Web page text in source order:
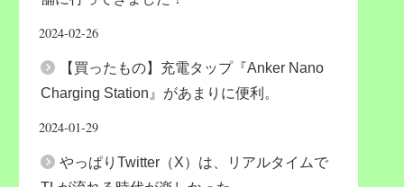
2024-02-26
【買ったもの】充電タップ『Anker Nano
Charging Station』があまりに便利。
2024-01-29
やっぱりTwitter（X）は、リアルタイムで